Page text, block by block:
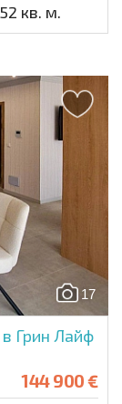
52 кв. м.
17
Грин Лайф
144 900 €